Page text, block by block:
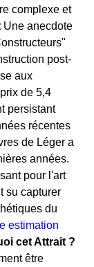
complexe et
Une anecdote
post-
aux
de 5,4
persistant
récentes
de Léger a
années.
pour l'art
su capturer
du
estimation
cet Attrait ?
être